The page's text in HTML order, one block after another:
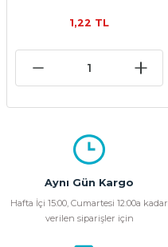
1,22 TL
Aynı Gün Kargo
Hafta İçi 15:00, Cumartesi 12:00a kadar
verilen siparişler için